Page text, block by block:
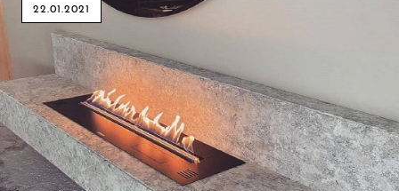
22.01.2021